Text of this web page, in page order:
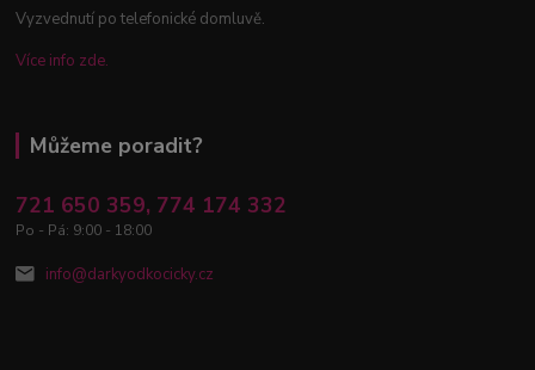
Vyzvednutí po telefonické domluvě.
Více info zde.
Můžeme poradit?
721 650 359, 774 174 332
Po - Pá: 9:00 - 18:00
info@darkyodkocicky.cz